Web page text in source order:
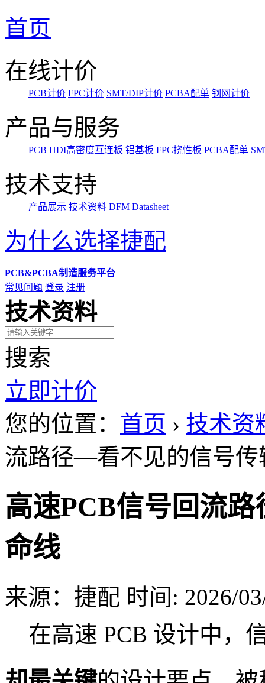
首页
在线计价
PCB计价 FPC计价 SMT/DIP计价 PCBA配单 钢网计价
产品与服务
PCB HDI高密度互连板 铝基板 FPC挠性板 PCBA配单
技术支持
产品展示 技术资料 DFM Datasheet
为什么选择捷配
PCB&PCBA制造服务平台
常见问题 登录 注册
技术资料
搜索
立即计价
您的位置： 首页 › 技术资
流路径—看不见的信号传
高速PCB信号回流
命线
来源：捷配 时间: 2026/
在高速 PCB 设计中，